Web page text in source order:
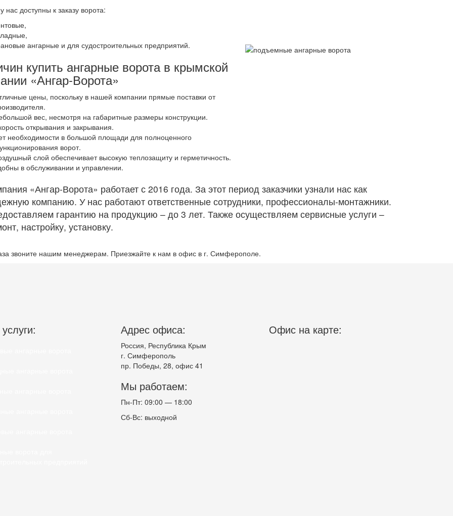
нас доступны к заказу ворота:
ангарные и для судостроительных предприятий.
купить ангарные ворота в крымской
«Ангар-Ворота»
цены, поскольку в нашей компании прямые поставки от
вес, несмотря на габаритные размеры конструкции.
открывания и закрывания.
необходимости в большой площади для полноценного
ворот.
слой обеспечивает высокую теплозащиту и герметичность.
в обслуживании и управлении.
«Ангар-Ворота» работает с 2016 года. За этот период заказчики узнали нас как
компанию. У нас работают ответственные сотрудники, профессионалы-монтажники.
гарантию на продукцию – до 3 лет. Также осуществляем сервисные услуги –
настройку, установку.
звоните нашим менеджерам. Приезжайте к нам в офис в г. Симферополе.
Адрес офиса:
Россия, Республика Крым
г. Симферополь
пр. Победы, 28, офис 41
Мы работаем:
Пн-Пт: 09:00 — 18:00
Сб-Вс: выходной
Офис на карте: